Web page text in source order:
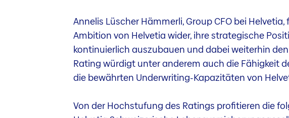
Annelis Lüscher Hämmerli, Group CFO bei
Ambition von Helvetia wider, ihre strategische
kontinuierlich auszubauen und dabei weiterhin
Rating würdigt unter anderem auch die Fähigkeit
die bewährten Underwriting-Kapazitäten von
Von der Hochstufung des Ratings profitieren die